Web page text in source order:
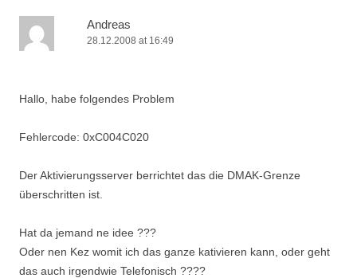
Andreas
28.12.2008 at 16:49
Hallo, habe folgendes Problem
Fehlercode: 0xC004C020
Der Aktivierungsserver berrichtet das die DMAK-Grenze
überschritten ist.
Hat da jemand ne idee ???
Oder nen Kez womit ich das ganze kativieren kann, oder geht
das auch irgendwie Telefonisch ????